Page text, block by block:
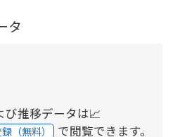
タ
び推移データは📈
（無料） で閲覧できます。